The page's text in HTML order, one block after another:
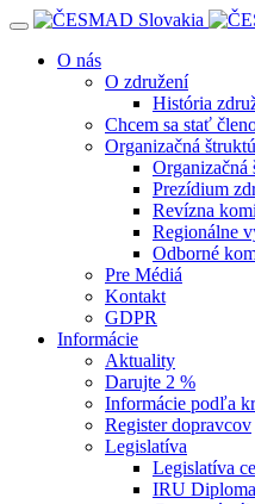
Navigácia
O nás
O združení
História
Chcem sa stať
Organizačná
Organizačná
Prezídium
Revízna
Regionálne
Odborné
Pre Médiá
Kontakt
GDPR
Informácie
Aktuality
Darujte 2 %
Informácie podľa
Register dopravcov
Legislatíva
Legislatíva
IRU